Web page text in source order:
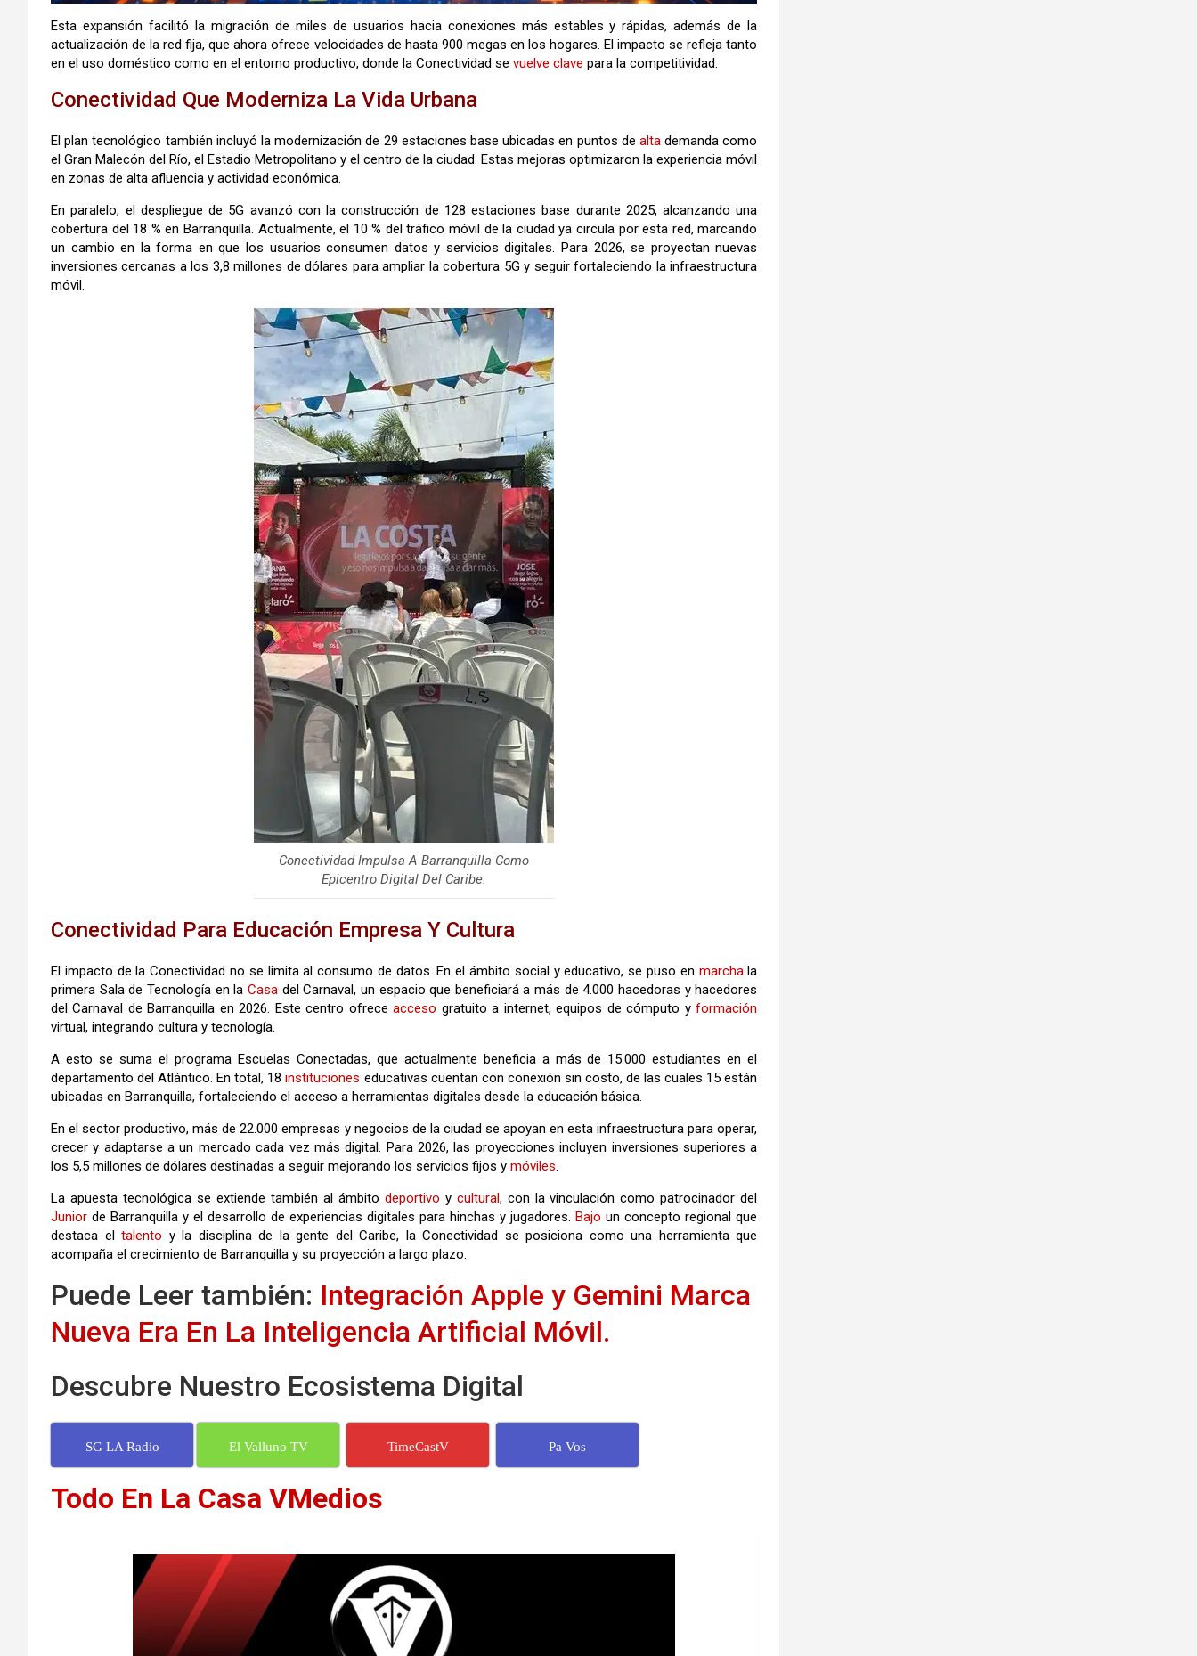
Esta expansión facilitó la migración de miles de usuarios hacia conexiones más estables y rápidas, además de la
actualización de la red fija, que ahora ofrece velocidades de hasta 900 megas en los hogares. El impacto se refleja tanto
en el uso doméstico como en el entorno productivo, donde la Conectividad se vuelve clave para la competitividad.
Conectividad Que Moderniza La Vida Urbana
El plan tecnológico también incluyó la modernización de 29 estaciones base ubicadas en puntos de altademanda como
el Gran Malecón del Río, el Estadio Metropolitano y el centro de la ciudad. Estas mejoras optimizaron la experiencia móvil
en zonas de alta afluencia y actividad económica.
En paralelo, el despliegue de 5G avanzó con la construcción de 128 estaciones base durante 2025, alcanzando una
cobertura del 18 % en Barranquilla. Actualmente, el 10 % del tráfico móvil de la ciudad ya circula por esta red, marcando
un cambio en la forma en que los usuarios consumen datos y servicios digitales. Para 2026, se proyectan nuevas
inversiones cercanas a los 3,8 millones de dólares para ampliar la cobertura 5G y seguir fortaleciendo la infraestructura
móvil.
Conectividad Impulsa A Barranquilla Como
Epicentro Digital Del Caribe.
Conectividad Para Educación Empresa Y Cultura
El impacto de la Conectividad no se limita al consumo de datos. En el ámbito social y educativo, se puso en marchala
primera Sala de Tecnología en la Casadel Carnaval, un espacio que beneficiará a más de 4.000 hacedoras y hacedores
del Carnaval de Barranquilla en 2026. Este centro ofreceacceso gratuito a internet, equipos de cómputo yformación
virtual, integrando cultura y tecnología.
A esto se suma el programa Escuelas Conectadas, que actualmente beneficia a más de 15.000 estudiantes en el
departamento del Atlántico. En total, 18instituciones educativas cuentan con conexión sin costo, de las cuales 15 están
ubicadas en Barranquilla, fortaleciendo el acceso a herramientas digitales desde la educación básica.
En el sector productivo, más de 22.000 empresas y negocios de la ciudad se apoyan en esta infraestructura para operar,
crecer y adaptarse a un mercado cada vez más digital. Para 2026, las proyecciones incluyen inversiones superiores a
los 5,5 millones de dólares destinadas a seguir mejorando los servicios fijos y móviles.
La apuesta tecnológica se extiende también al ámbito deportivo y cultural, con la vinculación como patrocinador del
Junior de Barranquilla y el desarrollo de experiencias digitales para hinchas y jugadores.Bajo un concepto regional que
destaca eltalento y la disciplina de la gente del Caribe, la Conectividad se posiciona como una herramienta que
acompaña el crecimiento de Barranquilla y su proyección a largo plazo.
Puede Leer también: Integración Apple y Gemini Marca
Nueva Era En La Inteligencia Artificial Móvil.
Descubre Nuestro Ecosistema Digital
SG LA Radio El Valluno TV TimeCastV Pa Vos
Todo En La Casa VMedios